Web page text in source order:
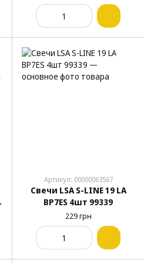
Артикул: 00000063567
Свечи LSA S-LINE 19 LA
BP7ES 4шт 99339
229 грн